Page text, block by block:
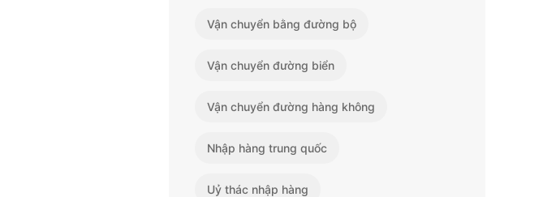
Vận chuyển bằng đường bộ
Vận chuyển đường biển
Vận chuyển đường hàng không
Nhập hàng trung quốc
Uỷ thác nhập hàng